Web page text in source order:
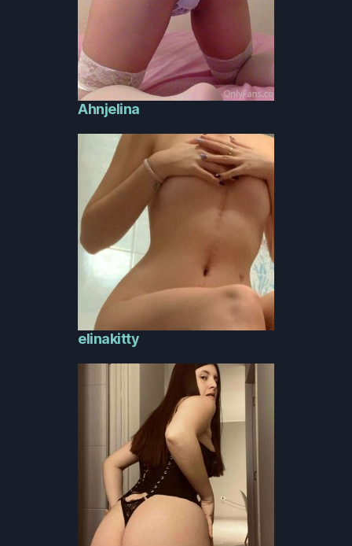
Ahnjelina
elinakitty